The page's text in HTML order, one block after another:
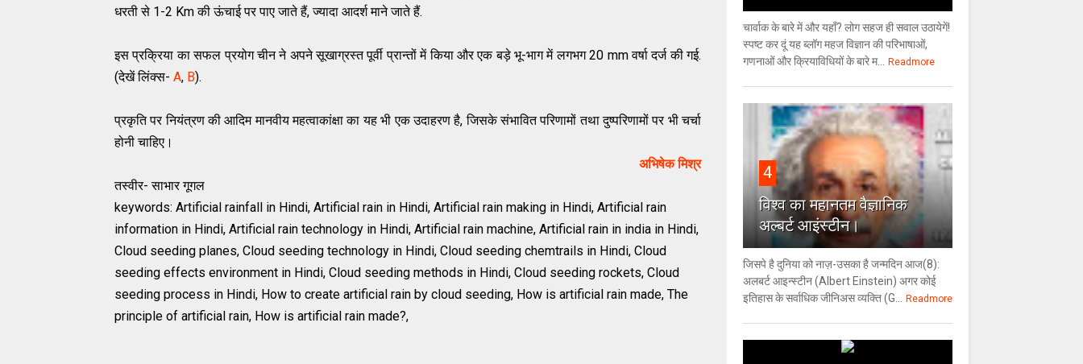
धरती से 1-2 Km की ऊंचाई पर पाए जाते हैं, ज्यादा आदर्शमानेजाते हैं.
इस प्रक्रिया का सफल प्रयोग चीन ने अपने सूखाग्रस्त पूर्वी प्रान्तों में किया और एक बड़े भू-भाग में लगभग 20 mm वर्षा दर्ज की गई.
(देखें लिंक्स- A, B).
प्रकृति पर नियंत्रण की आदिम मानवीय महत्वाकांक्षा का यह भी एक उदाहरण है, जिसके संभावित परिणामों तथा दुष्परिणामों पर भी चर्चा
होनी चाहिए।
अभिषेकमिश्र
तस्वीर- साभार गूगल
keywords: Artificial rainfall in Hindi, Artificial rain in Hindi, Artificial rain making in Hindi, Artificial rain
information in Hindi, Artificial rain technology in Hindi, Artificial rain machine, Artificial rain in india in Hindi,
Cloud seeding planes, Cloud seeding technology in Hindi, Cloud seeding chemtrails in Hindi, Cloud
seeding effects environment in Hindi, Cloud seeding methods in Hindi, Cloud seeding rockets, Cloud
seeding process in Hindi, How to create artificial rain by cloud seeding, How is artificial rain made, The
principle of artificial rain, How is artificial rain made?,
चार्वाक के बारे में और यहाँ? लोग सहज ही सवाल उठायेगें!
स्पष्ट कर दूं यह ब्लॉग महज विज्ञान की परिभाषाओं,
गणनाओं और क्रियाविधियों के बारे म...
Readmore
4
विश्‍व का महानतम वैज्ञानिक
अल्बर्ट आइंस्टीन।
जिसपे है दुनिया को नाज़-उसका है जन्मदिन आज(8):
अलबर्ट आइन्स्टीन (Albert Einstein) अगर कोई
इतिहास के सर्वाधिक जीनिअस व्यक्ति (G...
Readmore